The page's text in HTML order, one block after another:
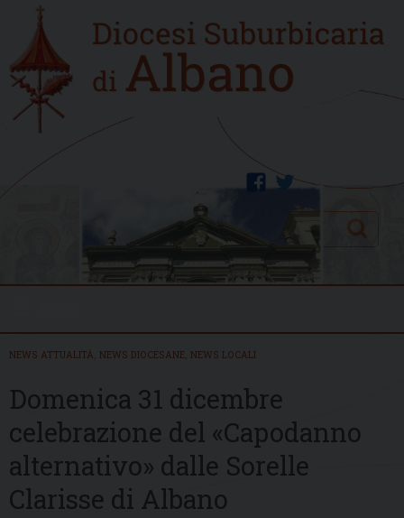
content
Home
new
twitter
facebook
Search
NEWS ATTUALITÀ NEWS DIOCESANE NEWS LOCALI
Domenica 31 dicembre
celebrazione del «Capodanno
alternativo» dalle Sorelle
Clarisse di Albano